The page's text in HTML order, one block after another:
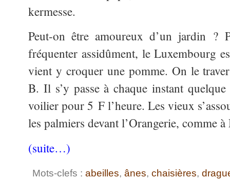
kermesse.
Peut-on être amoureux d’un jardin
fréquenter assidûment, le Luxembourg
vient y croquer une pomme. On le
B. Il s’y passe à chaque instant
voilier pour 5 F l’heure. Les vieux
les palmiers devant l’Orangerie, comme
(suite…)
Mots-clefs : abeilles, ânes, chaisières,